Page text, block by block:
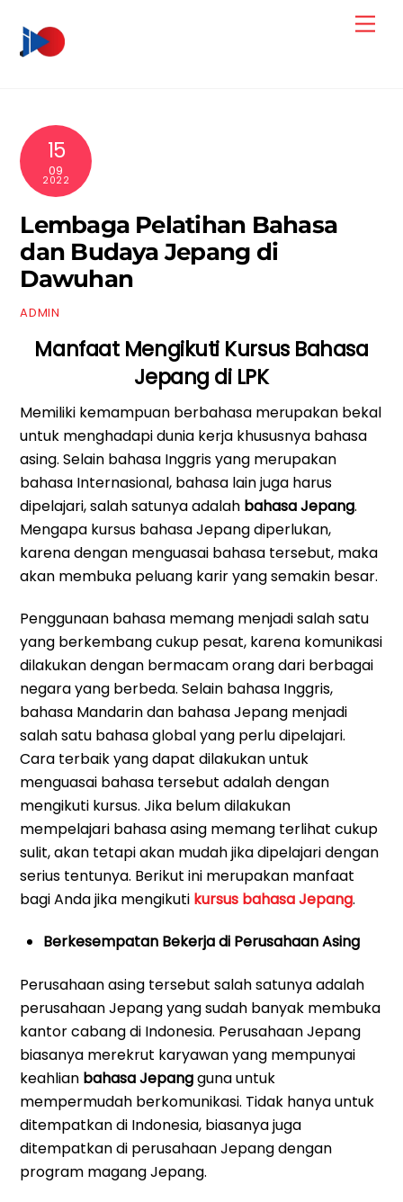
content
15
09
2022
Lembaga Pelatihan Bahasa
dan Budaya Jepang di
Dawuhan
ADMIN
Manfaat Mengikuti Kursus Bahasa
Jepang di LPK
Memiliki kemampuan berbahasa merupakan bekal
untuk menghadapi dunia kerja khususnya bahasa
asing. Selain bahasa Inggris yang merupakan
bahasa Internasional, bahasa lain juga harus
dipelajari, salah satunya adalah bahasa Jepang.
Mengapa kursus bahasa Jepang diperlukan,
karena dengan menguasai bahasa tersebut, maka
akan membuka peluang karir yang semakin besar.
Penggunaan bahasa memang menjadi salah satu
yang berkembang cukup pesat, karena komunikasi
dilakukan dengan bermacam orang dari berbagai
negara yang berbeda. Selain bahasa Inggris,
bahasa Mandarin dan bahasa Jepang menjadi
salah satu bahasa global yang perlu dipelajari.
Cara terbaik yang dapat dilakukan untuk
menguasai bahasa tersebut adalah dengan
mengikuti kursus. Jika belum dilakukan
mempelajari bahasa asing memang terlihat cukup
sulit, akan tetapi akan mudah jika dipelajari dengan
serius tentunya. Berikut ini merupakan manfaat
bagi Anda jika mengikuti kursus bahasa Jepang.
Berkesempatan Bekerja di Perusahaan Asing
Perusahaan asing tersebut salah satunya adalah
perusahaan Jepang yang sudah banyak membuka
kantor cabang di Indonesia. Perusahaan Jepang
biasanya merekrut karyawan yang mempunyai
keahlian bahasa Jepangguna untuk
mempermudah berkomunikasi. Tidak hanya untuk
ditempatkan di Indonesia, biasanya juga
ditempatkan di perusahaan Jepang dengan
program magang Jepang.